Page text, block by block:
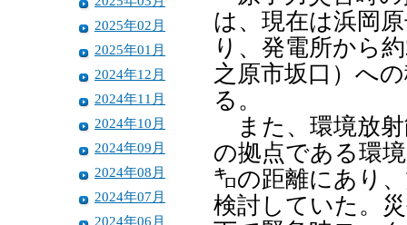
2025年02月
2025年01月
2024年12月
2024年11月
2024年10月
2024年09月
2024年08月
2024年07月
2024年06月
は、現在は浜岡
り、発電所から
之原市坂口）へ
る。
また、環境放射
の拠点である環
㌔の距離にあり
検討していた。